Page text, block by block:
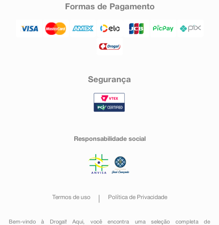
Formas de Pagamento
Segurança
Responsabilidade social
Termos de uso Política de Privacidade
Bem-vindo à Drogal! Aqui, você encontra uma seleção completa de